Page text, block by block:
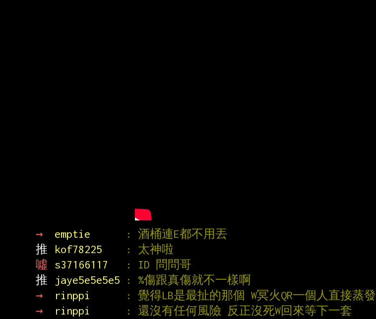
→ emptie : 酒桶連E都不用丟
推
kof78225 : 太神啦
噓
s37166117 : ID 問問哥
推
jaye5e5e5e5 : %傷跟真傷就不一樣啊
→
rinppi : 覺得LB是最扯的那個 W冥火QR一個人直接蒸發
→
rinppi : 還沒有任何風險 反正沒死W回來等下一套